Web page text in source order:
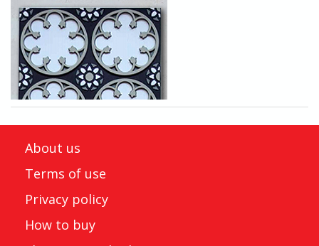
About us
Terms of use
Privacy policy
How to buy